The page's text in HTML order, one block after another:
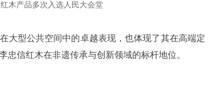
木产品多次入选人民大会堂
大型公共空间中的卓越表现，也体现了其在高端定
忠信红木在非遗传承与创新领域的标杆地位。